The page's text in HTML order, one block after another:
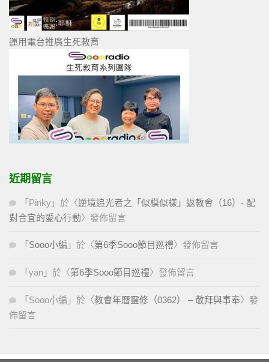
運用電台推廣生死教育
近期留言
「 Pinky 」於〈逆境追光者之「似模似樣」返教會（16）- 配
對合宜的愛心行動〉發佈留言
「 Sooo小編 」於〈第6季Sooo節目巡禮〉發佈留言
「 yan 」於〈第6季Sooo節目巡禮〉發佈留言
「 Sooo小編 」於〈教會年曆靈修（0362） – 敬拜與事奉〉發
佈留言